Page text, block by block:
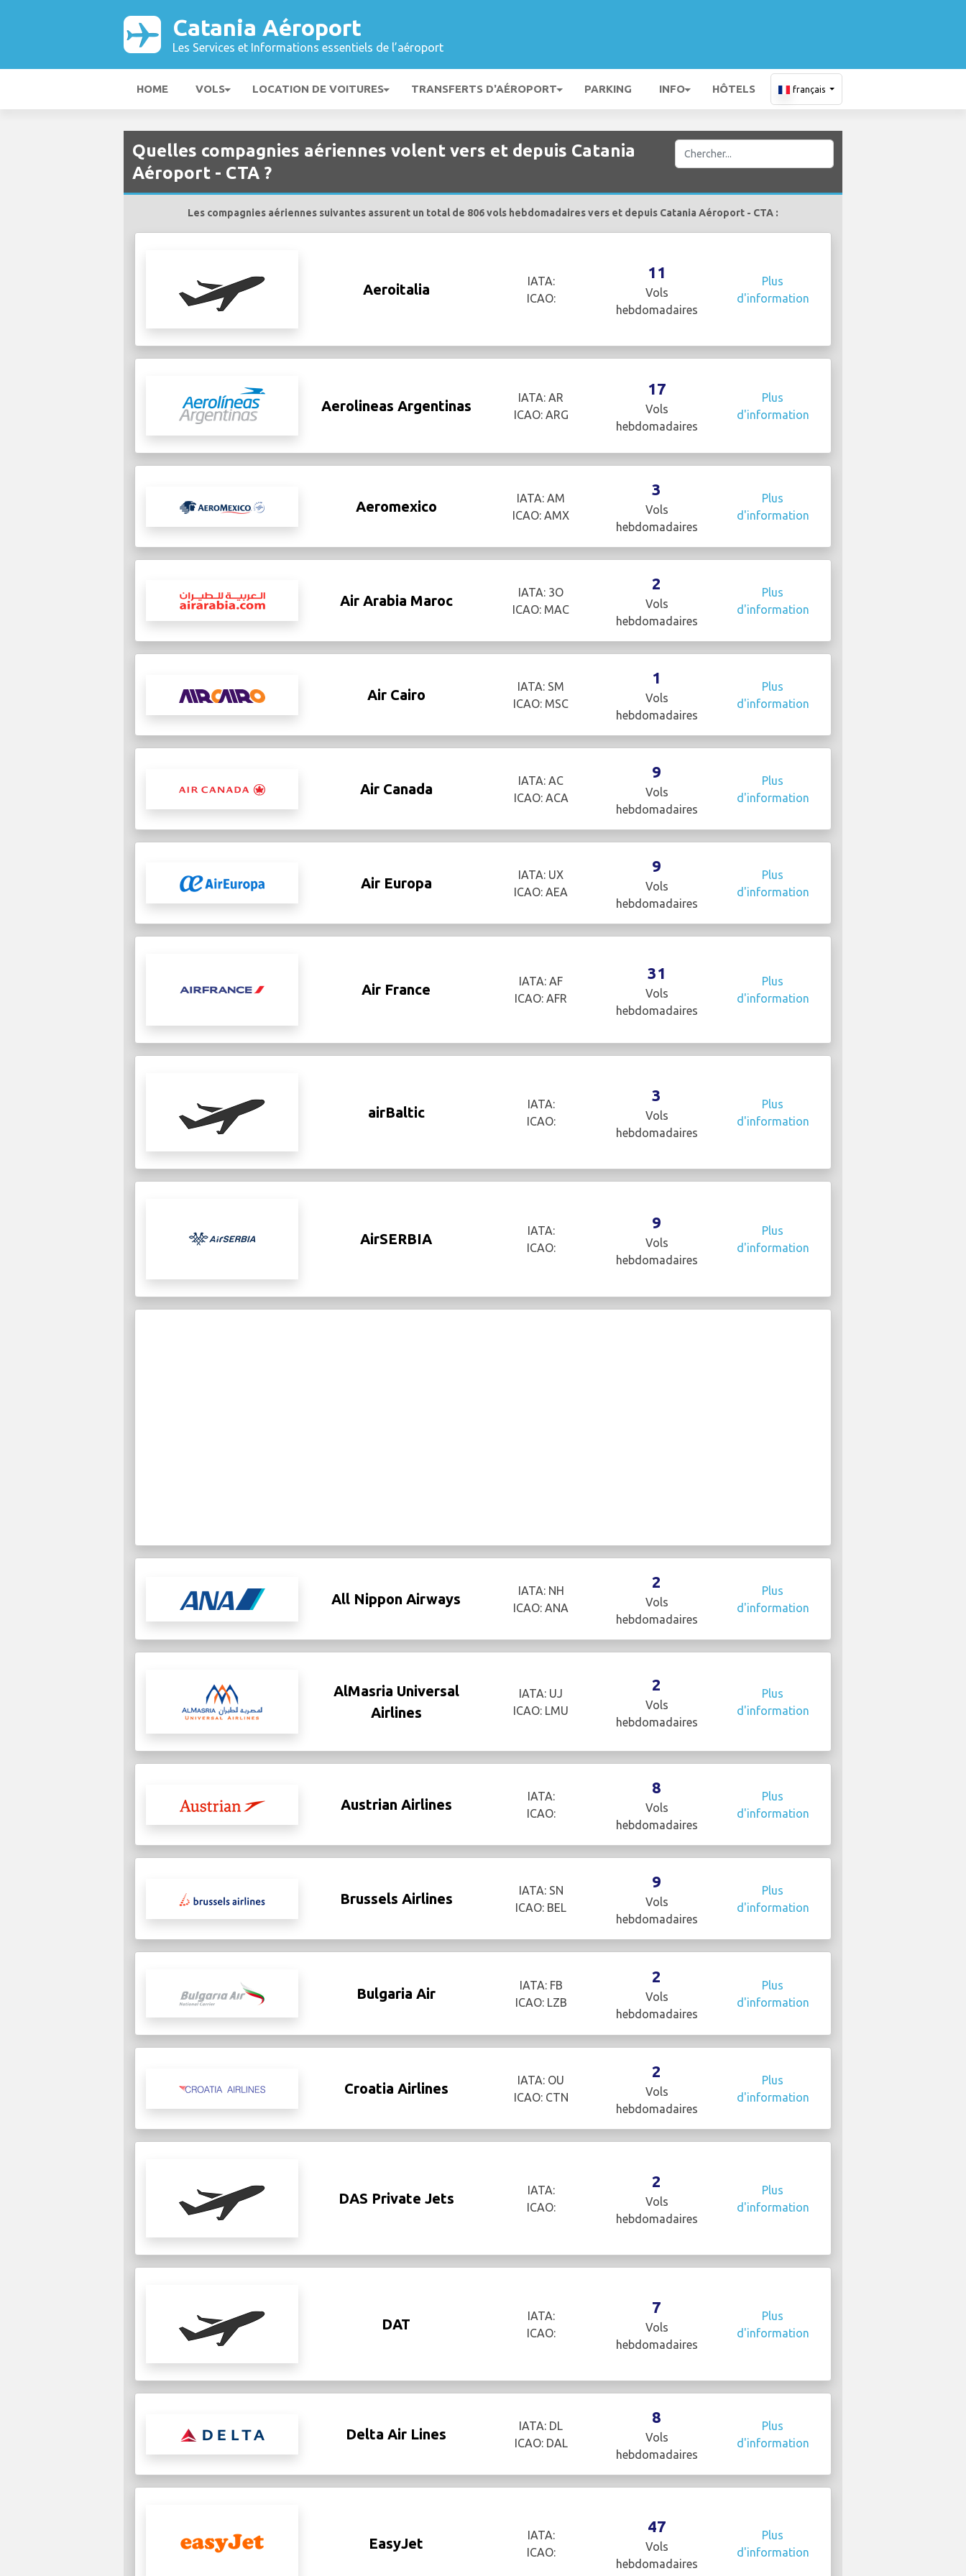
Catania Aéroport
Les Services et Informations essentiels de l’aéroport
HOME VOLS LOCATION DE VOITURES TRANSFERTS D'AÉROPORT PARKING INFO HÔTELS français
Quelles compagnies aériennes volent vers et depuis Catania
Aéroport - CTA ?
Les compagnies aériennes suivantes assurent un total de 806 vols hebdomadaires vers et depuis Catania Aéroport - CTA :
Aeroitalia
IATA:
ICAO:
11
Vols
hebdomadaires
Plus
d'information
Aerolineas Argentinas
IATA: AR
ICAO: ARG
17
Vols
hebdomadaires
Plus
d'information
Aeromexico
IATA: AM
ICAO: AMX
3
Vols
hebdomadaires
Plus
d'information
Air Arabia Maroc
IATA: 3O
ICAO: MAC
2
Vols
hebdomadaires
Plus
d'information
Air Cairo
IATA: SM
ICAO: MSC
1
Vols
hebdomadaires
Plus
d'information
Air Canada
IATA: AC
ICAO: ACA
9
Vols
hebdomadaires
Plus
d'information
Air Europa
IATA: UX
ICAO: AEA
9
Vols
hebdomadaires
Plus
d'information
Air France
IATA: AF
ICAO: AFR
31
Vols
hebdomadaires
Plus
d'information
airBaltic
IATA:
ICAO:
3
Vols
hebdomadaires
Plus
d'information
AirSERBIA
IATA:
ICAO:
9
Vols
hebdomadaires
Plus
d'information
All Nippon Airways
IATA: NH
ICAO: ANA
2
Vols
hebdomadaires
Plus
d'information
AlMasria Universal
Airlines
IATA: UJ
ICAO: LMU
2
Vols
hebdomadaires
Plus
d'information
Austrian Airlines
IATA:
ICAO:
8
Vols
hebdomadaires
Plus
d'information
Brussels Airlines
IATA: SN
ICAO: BEL
9
Vols
hebdomadaires
Plus
d'information
Bulgaria Air
IATA: FB
ICAO: LZB
2
Vols
hebdomadaires
Plus
d'information
Croatia Airlines
IATA: OU
ICAO: CTN
2
Vols
hebdomadaires
Plus
d'information
DAS Private Jets
IATA:
ICAO:
2
Vols
hebdomadaires
Plus
d'information
DAT
IATA:
ICAO:
7
Vols
hebdomadaires
Plus
d'information
Delta Air Lines
IATA: DL
ICAO: DAL
8
Vols
hebdomadaires
Plus
d'information
EasyJet
IATA:
ICAO:
47
Vols
hebdomadaires
Plus
d'information